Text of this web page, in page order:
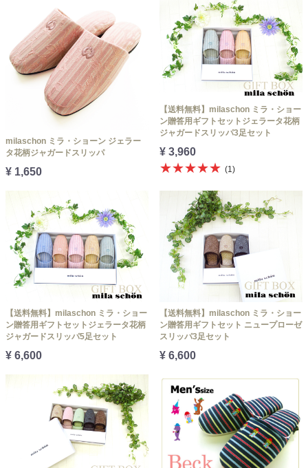
milaschon ミラ・ショーン ジェラー
タ花柄ジャガードスリッパ
¥ 1,650
【送料無料】milaschon ミラ・ショー
ン贈答用ギフトセットジェラータ花柄
ジャガードスリッパ3足セット
¥ 3,960
★★★★★ (1)
【送料無料】milaschon ミラ・ショー
ン贈答用ギフトセットジェラータ花柄
ジャガードスリッパ5足セット
¥ 6,600
【送料無料】milaschon ミラ・ショー
ン贈答用ギフトセット ニュープローゼ
スリッパ3足セット
¥ 6,600